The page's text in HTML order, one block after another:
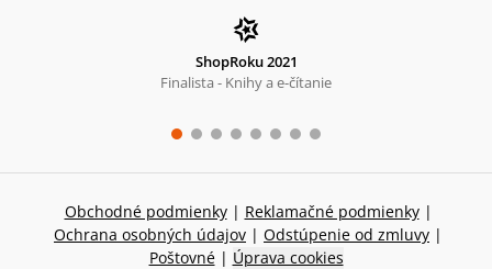
ShopRoku 2021
Finalista - Knihy a e-čítanie
Obchodné podmienky | Reklamačné podmienky |
Ochrana osobných údajov | Odstúpenie od zmluvy |
Poštovné | Úprava cookies